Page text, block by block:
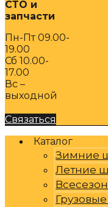
СТО и
запчасти
Пн-Пт 09.00-
19.00
Сб 10.00-
17.00
Вс –
выходной
Связаться
Каталог
Зимние
Летние